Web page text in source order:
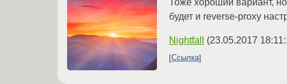
будет и reverse-proxy
Nightfall (23.05.2017
Ссылка